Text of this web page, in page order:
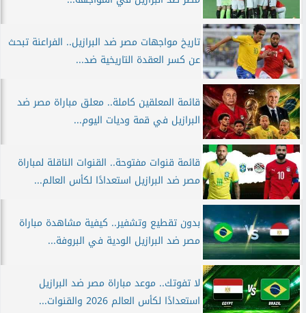
تاريخ مواجهات مصر ضد البرازيل.. الفراعنة تبحث
عن كسر العقدة التاريخية ضد...
قائمة المعلقين كاملة.. معلق مباراة مصر ضد
البرازيل في قمة وديات اليوم...
قائمة قنوات مفتوحة.. القنوات الناقلة لمباراة
مصر ضد البرازيل استعدادًا لكأس العالم...
بدون تقطيع وتشفير.. كيفية مشاهدة مباراة
مصر ضد البرازيل الودية في البروفة...
لا تفوتك.. موعد مباراة مصر ضد البرازيل
استعدادًا لكأس العالم 2026 والقنوات...